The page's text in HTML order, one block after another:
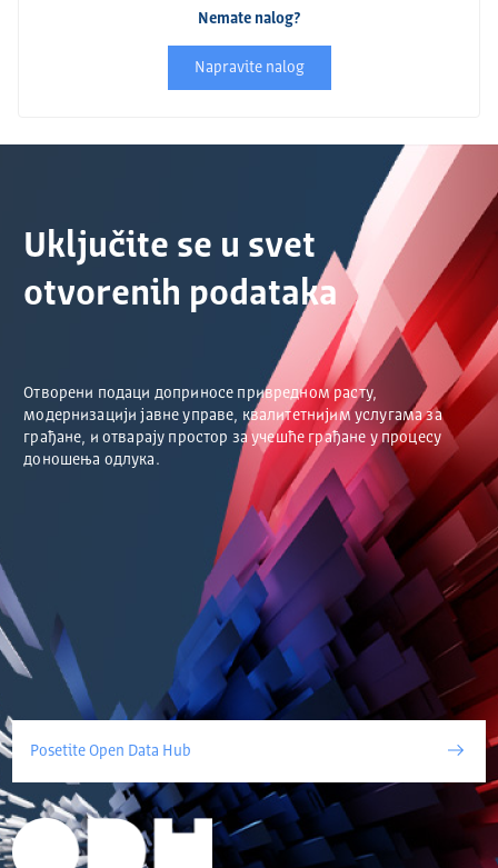
Nemate nalog?
Napravite nalog
Uključite se u svet
otvorenih podataka
Отворени подаци доприносе привредном расту,
модернизацији јавне управе, квалитетнијим услугама за
грађане, и отварају простор за учешће грађане у процесу
доношења одлука.
Posetite Open Data Hub